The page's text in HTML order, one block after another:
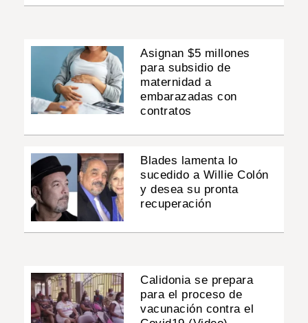
Asignan $5 millones
para subsidio de
maternidad a
embarazadas con
contratos
Blades lamenta lo
sucedido a Willie Colón
y desea su pronta
recuperación
Calidonia se prepara
para el proceso de
vacunación contra el